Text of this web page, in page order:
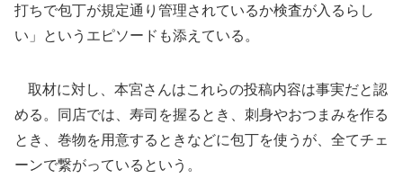
打ちで包丁が規定通り管理されているか検査が入るらし
い」というエピソードも添えている。
取材に対し、本宮さんはこれらの投稿内容は事実だと認
める。同店では、寿司を握るとき、刺身やおつまみを作る
とき、巻物を用意するときなどに包丁を使うが、全てチェ
ーンで繋がっているという。